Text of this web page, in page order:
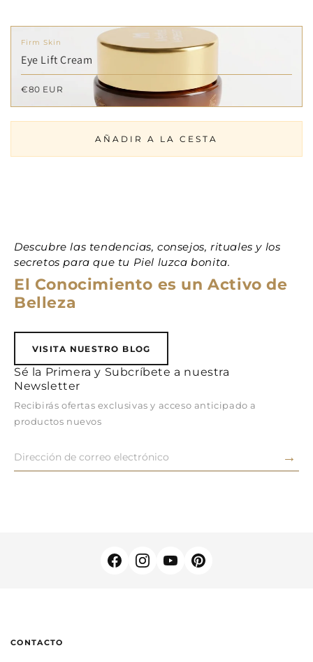
Firm Skin
Eye Lift Cream
€80 EUR
AÑADIR A LA CESTA
Descubre las tendencias, consejos, rituales y los
secretos para que tu Piel luzca bonita.
El Conocimiento es un Activo de
Belleza
VISITA NUESTRO BLOG
Sé la Primera y Subcríbete a nuestra
Newsletter
Recibirás ofertas exclusivas y acceso anticipado a
productos nuevos
→
CONTACTO